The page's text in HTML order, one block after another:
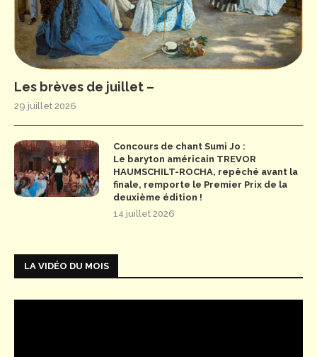
Les brèves de juillet –
29 juillet 2026
Concours de chant Sumi Jo :
Le baryton américain TREVOR
HAUMSCHILT-ROCHA, repêché avant la
finale, remporte le Premier Prix de la
deuxième édition !
14 juillet 2026
LA VIDÉO DU MOIS